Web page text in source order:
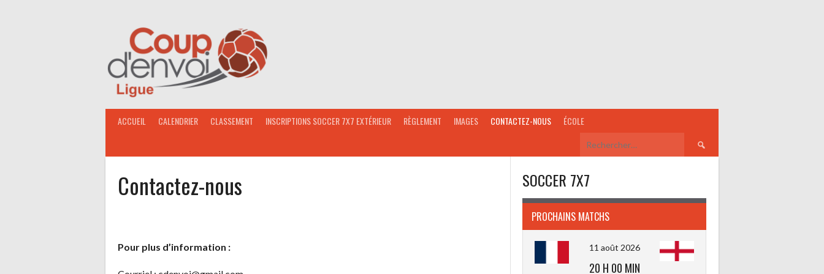
ACCUEIL CALENDRIER CLASSEMENT INSCRIPTIONS SOCCER 7X7 EXTÉRIEUR RÈGLEMENT IMAGES CONTACTEZ-NOUS ÉCOLE
Rechercher :
Contactez-nous
Pour plus d’information :
SOCCER 7X7
PROCHAINS MATCHS
11 août 2026
20 H 00 MIN